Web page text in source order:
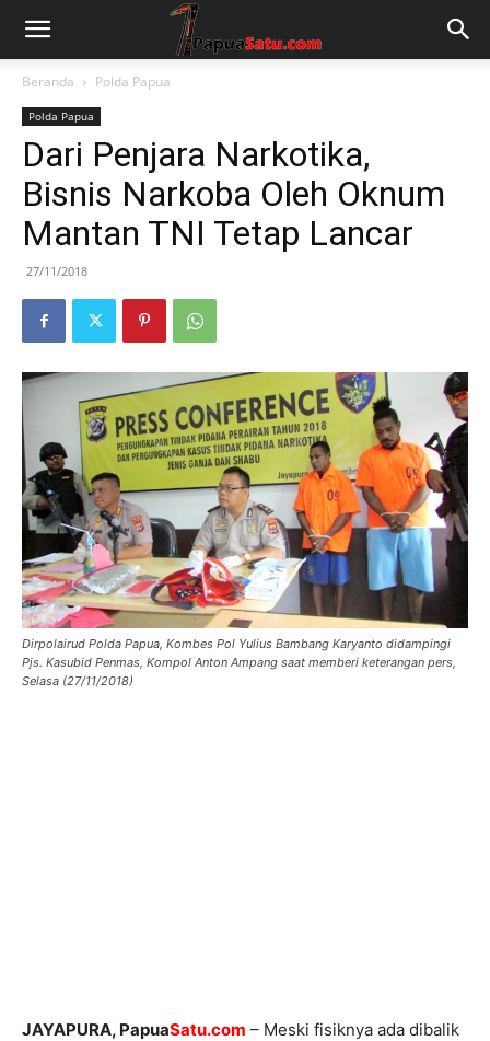
Beranda Polda Papua
Polda Papua
Dari Penjara Narkotika,
Bisnis Narkoba Oleh Oknum
Mantan TNI Tetap Lancar
27/11/2018
Dirpolairud Polda Papua, Kombes Pol Yulius Bambang Karyanto didampingi
Pjs. Kasubid Penmas, Kompol Anton Ampang saat memberi keterangan pers,
Selasa (27/11/2018)
JAYAPURA, PapuaSatu.com – Meski fisiknya ada dibalik